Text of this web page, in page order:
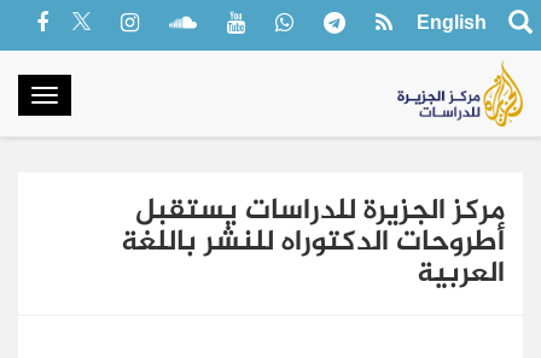
English
مركز الجزيرة للدراسات يستقبل
أطروحات الدكتوراه للنشر باللغة
العربية